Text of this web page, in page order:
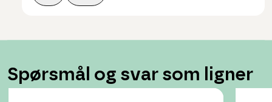
Spørsmål og svar som ligner